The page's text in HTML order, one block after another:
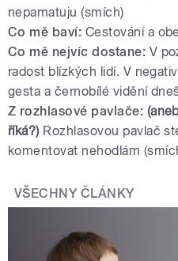
nepamatuju (smích)
Co mě baví: Cestování a
Co mě nejvíc dostane: V
radost blízkých lidí. V
gesta a černobílé vidění
Z rozhlasové pavlače:
říká?) Rozhlasovou pavlač
komentovat nehodlám
VŠECHNY ČLÁNKY